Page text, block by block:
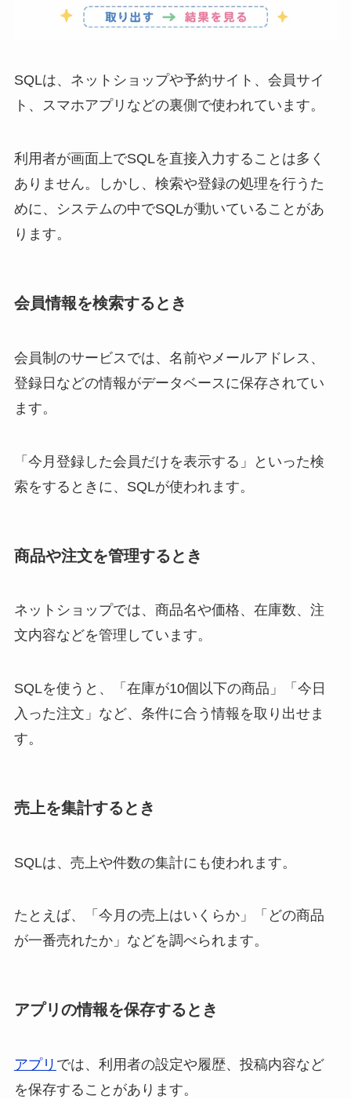
SQLは、ネットショップや予約サイト、会員サイ
ト、スマホアプリなどの裏側で使われています。
利用者が画面上でSQLを直接入力することは多く
ありません。しかし、検索や登録の処理を行うた
めに、システムの中でSQLが動いていることがあ
ります。
会員情報を検索するとき
会員制のサービスでは、名前やメールアドレス、
登録日などの情報がデータベースに保存されてい
ます。
「今月登録した会員だけを表示する」といった検
索をするときに、SQLが使われます。
商品や注文を管理するとき
ネットショップでは、商品名や価格、在庫数、注
文内容などを管理しています。
SQLを使うと、「在庫が10個以下の商品」「今日
入った注文」など、条件に合う情報を取り出せま
す。
売上を集計するとき
SQLは、売上や件数の集計にも使われます。
たとえば、「今月の売上はいくらか」「どの商品
が一番売れたか」などを調べられます。
アプリの情報を保存するとき
アプリ では、利用者の設定や履歴、投稿内容など
を保存することがあります。